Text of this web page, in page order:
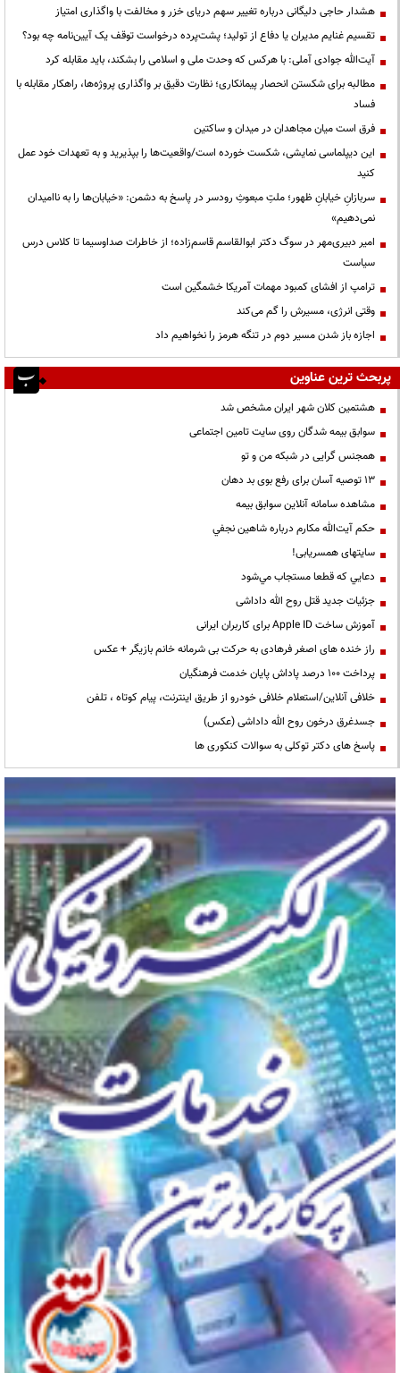
هشدار حاجی دلیگانی درباره تغییر سهم دریای خزر و مخالفت با واگذاری امتیاز
تقسیم غنایم مدیران یا دفاع از تولید؛ پشت‌پرده درخواست توقف یک آیین‌نامه چه بود؟
آیت‌الله جوادی آملی: با هرکس که وحدت ملی و اسلامی را بشکند، باید مقابله کرد
مطالبه برای شکستن انحصار پیمانکاری؛ نظارت دقیق بر واگذاری پروژه‌ها، راهکار مقابله با
فساد
فرق است میان مجاهدان در میدان و ساکتین
این دیپلماسی نمایشی، شکست خورده است/واقعیت‌ها را بپذیرید و به تعهدات خود عمل
کنید
سربازانِ خیابانِ ظهور؛ ملتِ مبعوثِ رودسر در پاسخ به دشمن: «خیابان‌ها را به ناامیدان
نمی‌دهیم»
امیر دبیری‌مهر در سوگ دکتر ابوالقاسم قاسم‌زاده؛ از خاطرات صداوسیما تا کلاس درس
سیاست
ترامپ از افشای کمبود مهمات آمریکا خشمگین است
وقتی انرژی، مسیرش را گم می‌کند
اجازه باز شدن مسیر دوم در تنگه هرمز را نخواهیم داد
پربحث ترین عناوین
هشتمین کلان شهر ایران مشخص شد
سوابق بیمه شدگان روی سایت تامین اجتماعی
همجنس گرایی در شبکه من و تو
13 توصیه آسان برای رفع بوی بد دهان
مشاهده سامانه آنلاين سوابق بیمه
حكم آيت‌الله مكارم درباره شاهين نجفي
سایتهای همسریابی!
دعايي كه قطعا مستجاب مي‌شود
جزئیات جدید قتل روح الله داداشی
آموزش ساخت Apple ID برای کاربران ایرانی
راز خنده های اصغر فرهادی به حرکت بی شرمانه خانم بازیگر + عکس
پرداخت ۱۰۰ درصد پاداش پایان خدمت فرهنگیان
خلافی آنلاین/استعلام خلافی خودرو از طریق اینترنت، پیام کوتاه ، تلفن
جسدغرق درخون روح الله داداشی (عکس)
پاسخ های دکتر توکلی به سوالات کنکوری ها